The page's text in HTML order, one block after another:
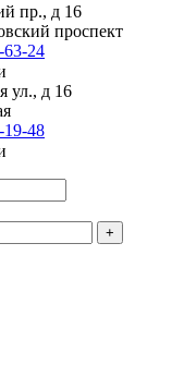
пр., д 16
проспект
63-24
ул., д 16
19-48
+